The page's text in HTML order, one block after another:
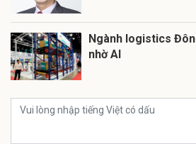
Ngành logistics
nhờ AI